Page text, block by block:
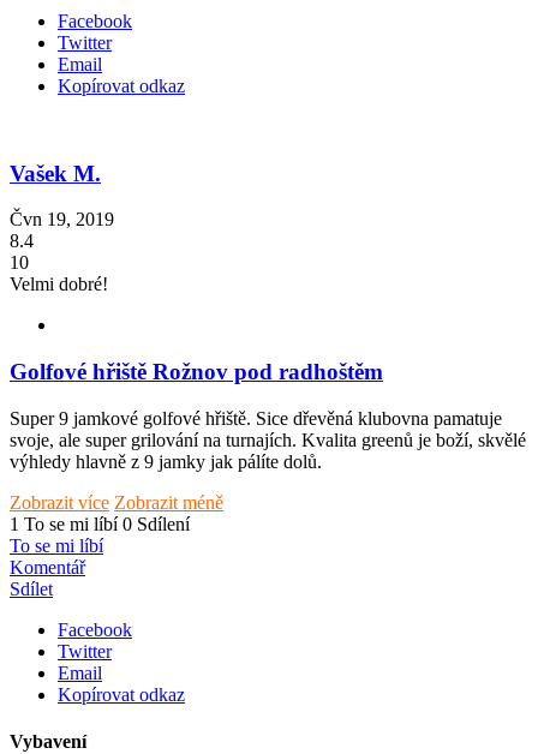
Facebook
Twitter
Email
Kopírovat odkaz
Vašek M.
Čvn 19, 2019
8.4
10
Velmi dobré!
Golfové hřiště Rožnov pod radhoštěm
Super 9 jamkové golfové hřiště. Sice dřevěná klubovna pamatuje
svoje, ale super grilování na turnajích. Kvalita greenů je boží, skvělé
výhledy hlavně z 9 jamky jak pálíte dolů.
Zobrazit více Zobrazit méně
1 To se mi líbí 0 Sdílení
To se mi líbí
Komentář
Sdílet
Facebook
Twitter
Email
Kopírovat odkaz
Vybavení